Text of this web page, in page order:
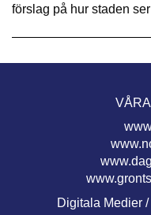
förslag på hur staden
Digitala Medier